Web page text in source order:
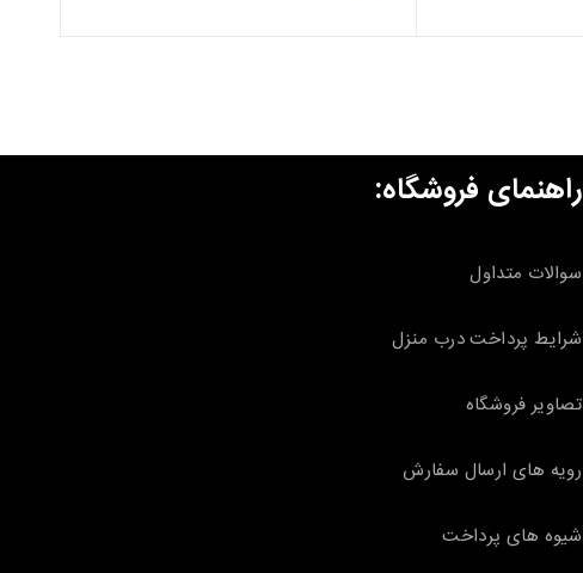
راهنمای فروشگاه:
سوالات متداول
شرایط پرداخت درب منزل
تصاویر فروشگاه
رویه های ارسال سفارش
شیوه های پرداخت